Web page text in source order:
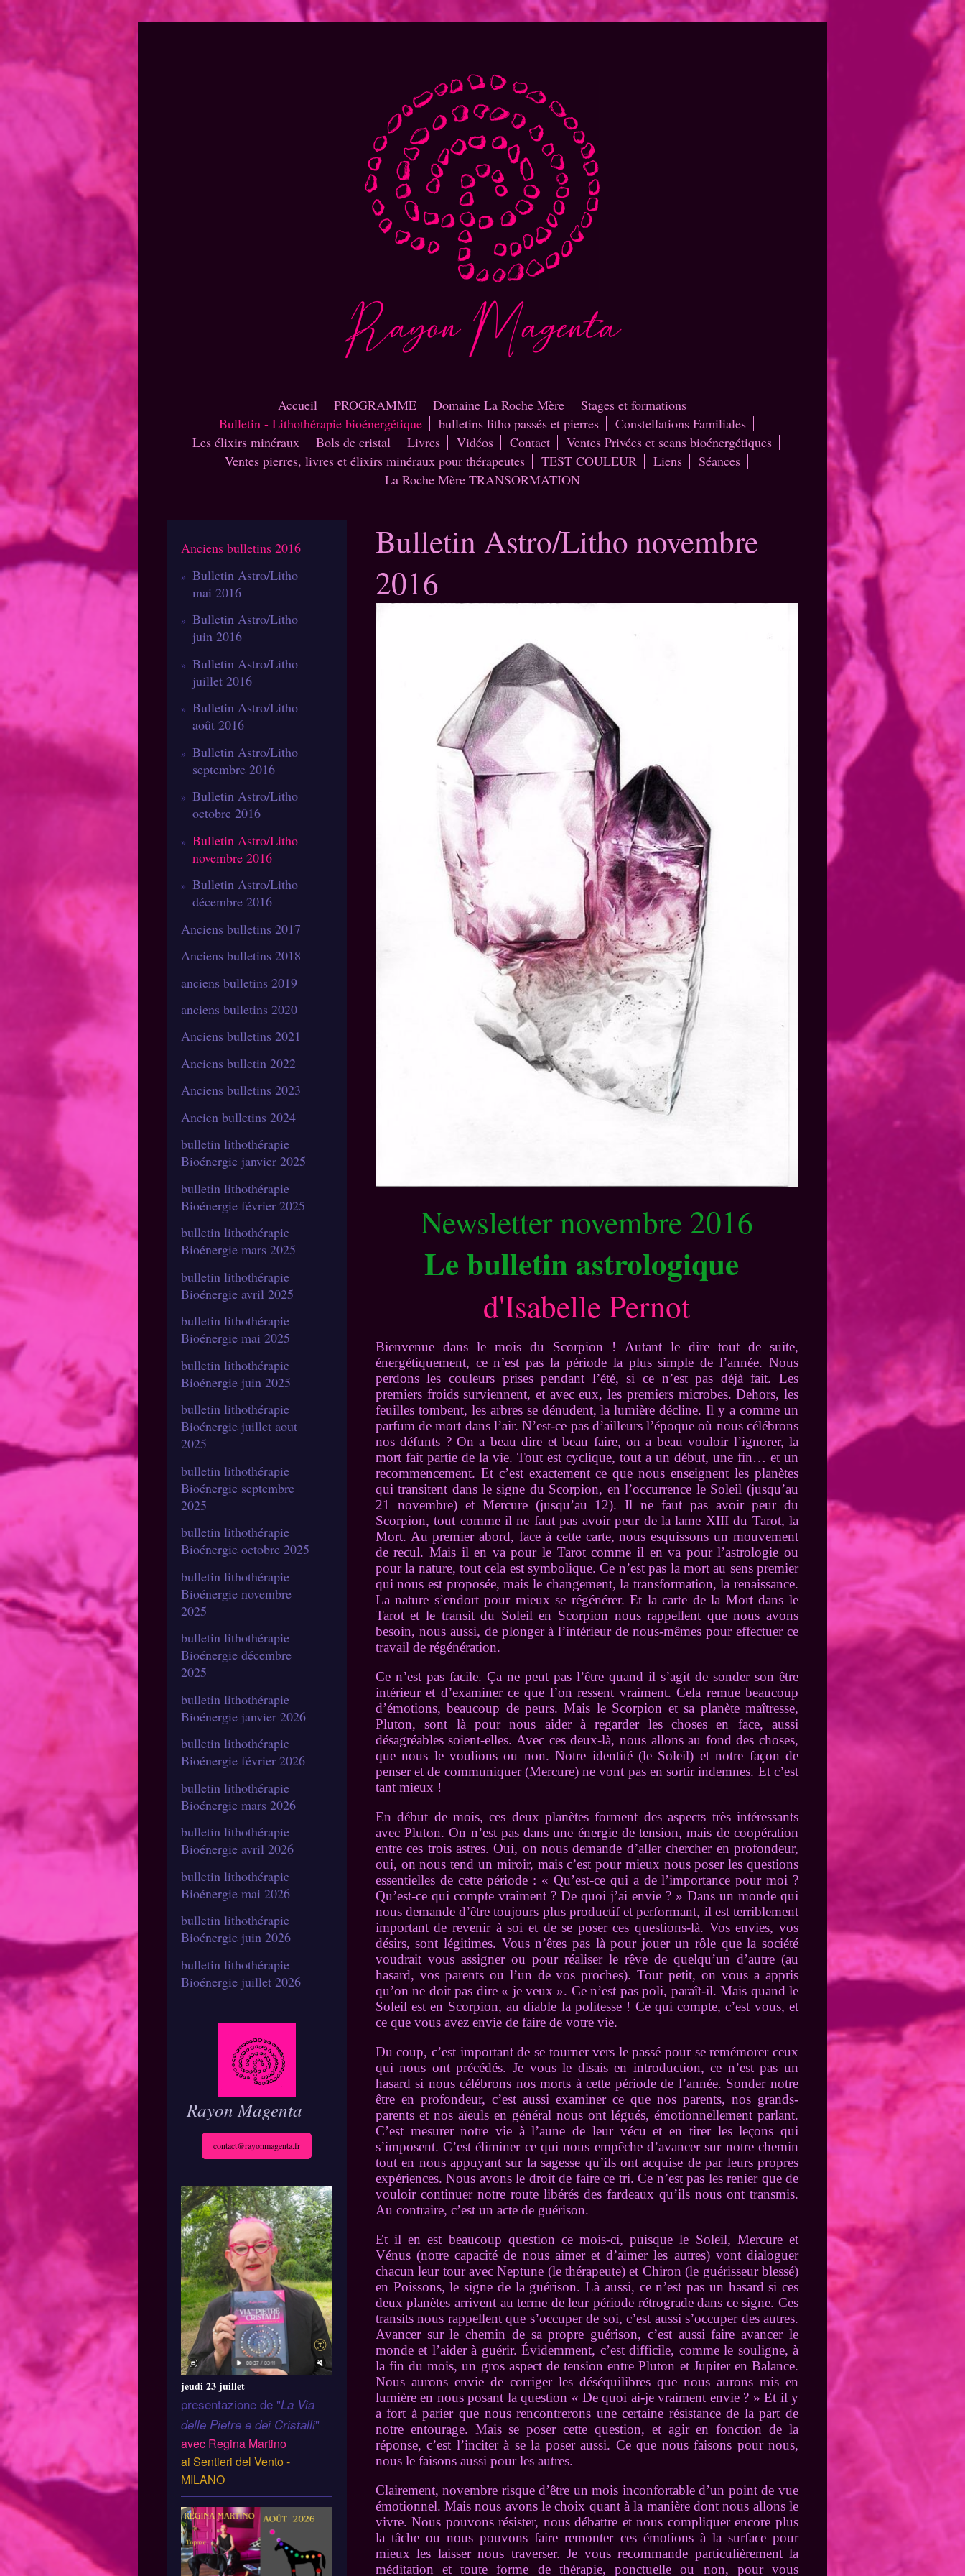
Accueil PROGRAMME Domaine La Roche Mère
Stages et formations
Bulletin - Lithothérapie bioénergétique
bulletins litho passés et pierres
Constellations Familiales
Les élixirs minéraux
Bols de cristal Livres Vidéos Contact
Ventes Privées et scans bioénergétiques
Ventes pierres, livres et élixirs minéraux pour thérapeutes
TEST COULEUR Liens
Séances
La Roche Mère TRANSORMATION
Bulletin Astro/Litho novembre
2016
Newsletter novembre 2016
Le bulletin astrologique
d'Isabelle Pernot
Bienvenue dans le mois du Scorpion ! Autant le dire tout de suite,
énergétiquement, ce n’est pas la période la plus simple de l’année. Nous
perdons les couleurs prises pendant l’été, si ce n’est pas déjà fait. Les
premiers froids surviennent, et avec eux, les premiers microbes. Dehors, les
feuilles tombent, les arbres se dénudent, la lumière décline. Il y a comme un
parfum de mort dans l’air. N’est-ce pas d’ailleurs l’époque où nous célébrons
nos défunts ? On a beau dire et beau faire, on a beau vouloir l’ignorer, la
mort fait partie de la vie. Tout est cyclique, tout a un début, une fin… et un
recommencement. Et c’est exactement ce que nous enseignent les planètes
qui transitent dans le signe du Scorpion, en l’occurrence le Soleil (jusqu’au
21 novembre) et Mercure (jusqu’au 12). Il ne faut pas avoir peur du
Scorpion, tout comme il ne faut pas avoir peur de la lame XIII du Tarot, la
Mort. Au premier abord, face à cette carte, nous esquissons un mouvement
de recul. Mais il en va pour le Tarot comme il en va pour l’astrologie ou
pour la nature, tout cela est symbolique. Ce n’est pas la mort au sens premier
qui nous est proposée, mais le changement, la transformation, la renaissance.
La nature s’endort pour mieux se régénérer. Et la carte de la Mort dans le
Tarot et le transit du Soleil en Scorpion nous rappellent que nous avons
besoin, nous aussi, de plonger à l’intérieur de nous-mêmes pour effectuer ce
travail de régénération.
Ce n’est pas facile. Ça ne peut pas l’être quand il s’agit de sonder son être
intérieur et d’examiner ce que l’on ressent vraiment. Cela remue beaucoup
d’émotions, beaucoup de peurs. Mais le Scorpion et sa planète maîtresse,
Pluton, sont là pour nous aider à regarder les choses en face, aussi
désagréables soient-elles. Avec ces deux-là, nous allons au fond des choses,
que nous le voulions ou non. Notre identité (le Soleil) et notre façon de
penser et de communiquer (Mercure) ne vont pas en sortir indemnes. Et c’est
tant mieux !
En début de mois, ces deux planètes forment des aspects très intéressants
avec Pluton. On n’est pas dans une énergie de tension, mais de coopération
entre ces trois astres. Oui, on nous demande d’aller chercher en profondeur,
oui, on nous tend un miroir, mais c’est pour mieux nous poser les questions
essentielles de cette période : « Qu’est-ce qui a de l’importance pour moi ?
Qu’est-ce qui compte vraiment ? De quoi j’ai envie ? » Dans un monde qui
nous demande d’être toujours plus productif et performant, il est terriblement
important de revenir à soi et de se poser ces questions-là. Vos envies, vos
désirs, sont légitimes. Vous n’êtes pas là pour jouer un rôle que la société
voudrait vous assigner ou pour réaliser le rêve de quelqu’un d’autre (au
hasard, vos parents ou l’un de vos proches). Tout petit, on vous a appris
qu’on ne doit pas dire « je veux ». Ce n’est pas poli, paraît-il. Mais quand le
Soleil est en Scorpion, au diable la politesse ! Ce qui compte, c’est vous, et
ce que vous avez envie de faire de votre vie.
Du coup, c’est important de se tourner vers le passé pour se remémorer ceux
qui nous ont précédés. Je vous le disais en introduction, ce n’est pas un
hasard si nous célébrons nos morts à cette période de l’année. Sonder notre
être en profondeur, c’est aussi examiner ce que nos parents, nos grands-
parents et nos aïeuls en général nous ont légués, émotionnellement parlant.
C’est mesurer notre vie à l’aune de leur vécu et en tirer les leçons qui
s’imposent. C’est éliminer ce qui nous empêche d’avancer sur notre chemin
tout en nous appuyant sur la sagesse qu’ils ont acquise de par leurs propres
expériences. Nous avons le droit de faire ce tri. Ce n’est pas les renier que de
vouloir continuer notre route libérés des fardeaux qu’ils nous ont transmis.
Au contraire, c’est un acte de guérison.
Et il en est beaucoup question ce mois-ci, puisque le Soleil, Mercure et
Vénus (notre capacité de nous aimer et d’aimer les autres) vont dialoguer
chacun leur tour avec Neptune (le thérapeute) et Chiron (le guérisseur blessé)
en Poissons, le signe de la guérison. Là aussi, ce n’est pas un hasard si ces
deux planètes arrivent au terme de leur période rétrograde dans ce signe. Ces
transits nous rappellent que s’occuper de soi, c’est aussi s’occuper des autres.
Avancer sur le chemin de sa propre guérison, c’est aussi faire avancer le
monde et l’aider à guérir. Évidemment, c’est difficile, comme le souligne, à
la fin du mois, un gros aspect de tension entre Pluton et Jupiter en Balance.
Nous aurons envie de corriger les déséquilibres que nous aurons mis en
lumière en nous posant la question « De quoi ai-je vraiment envie ? » Et il y
a fort à parier que nous rencontrerons une certaine résistance de la part de
notre entourage. Mais se poser cette question, et agir en fonction de la
réponse, c’est l’inciter à se la poser aussi. Ce que nous faisons pour nous,
nous le faisons aussi pour les autres.
Clairement, novembre risque d’être un mois inconfortable d’un point de vue
émotionnel. Mais nous avons le choix quant à la manière dont nous allons le
vivre. Nous pouvons résister, nous débattre et nous compliquer encore plus
la tâche ou nous pouvons faire remonter ces émotions à la surface pour
mieux les laisser nous traverser. Je vous recommande particulièrement la
méditation et toute forme de thérapie, ponctuelle ou non, pour vous
Anciens bulletins 2016
Bulletin Astro/Litho
mai 2016
Bulletin Astro/Litho
juin 2016
Bulletin Astro/Litho
juillet 2016
Bulletin Astro/Litho
août 2016
Bulletin Astro/Litho
septembre 2016
Bulletin Astro/Litho
octobre 2016
Bulletin Astro/Litho
novembre 2016
Bulletin Astro/Litho
décembre 2016
Anciens bulletins 2017
Anciens bulletins 2018
anciens bulletins 2019
anciens bulletins 2020
Anciens bulletins 2021
Anciens bulletin 2022
Anciens bulletins 2023
Ancien bulletins 2024
bulletin lithothérapie
Bioénergie janvier 2025
bulletin lithothérapie
Bioénergie février 2025
bulletin lithothérapie
Bioénergie mars 2025
bulletin lithothérapie
Bioénergie avril 2025
bulletin lithothérapie
Bioénergie mai 2025
bulletin lithothérapie
Bioénergie juin 2025
bulletin lithothérapie
Bioénergie juillet aout
2025
bulletin lithothérapie
Bioénergie septembre
2025
bulletin lithothérapie
Bioénergie octobre 2025
bulletin lithothérapie
Bioénergie novembre
2025
bulletin lithothérapie
Bioénergie décembre
2025
bulletin lithothérapie
Bioénergie janvier 2026
bulletin lithothérapie
Bioénergie février 2026
bulletin lithothérapie
Bioénergie mars 2026
bulletin lithothérapie
Bioénergie avril 2026
bulletin lithothérapie
Bioénergie mai 2026
bulletin lithothérapie
Bioénergie juin 2026
bulletin lithothérapie
Bioénergie juillet 2026
Rayon Magenta
contact@rayonmagenta.fr
jeudi 23 juillet
presentazione de "La Via
delle Pietre e dei Cristalli"
avec Regina Martino
ai Sentieri del Vento -
MILANO